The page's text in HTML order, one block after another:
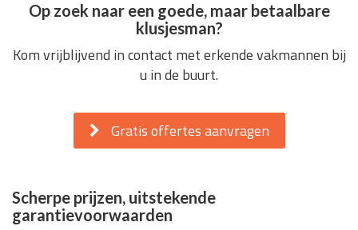
Op zoek naar een goede, maar betaalbare
klusjesman?
Kom vrijblijvend in contact met erkende vakmannen bij
u in de buurt.
Gratis offertes aanvragen
Scherpe prijzen, uitstekende
garantievoorwaarden